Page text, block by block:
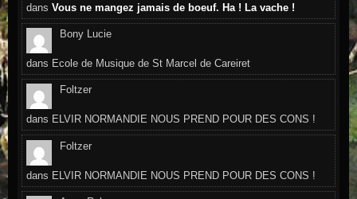
dansVous ne mangez jamais de boeuf. Ha ! La vache !
Bony Lucie
dans Ecole de Musique de St Marcel de Careiret
Foltzer
dans ELVIR NORMANDIE NOUS PREND POUR DES CONS !
Foltzer
dans ELVIR NORMANDIE NOUS PREND POUR DES CONS !